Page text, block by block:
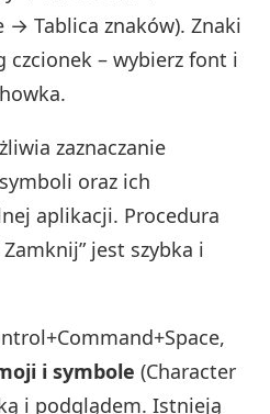
→ Tablica znaków). Znaki
czcionek – wybierz font i
zaznaczanie
oraz ich
aplikacji. Procedura
jest szybka i
i symbole (Character
i podglądem. Istnieją